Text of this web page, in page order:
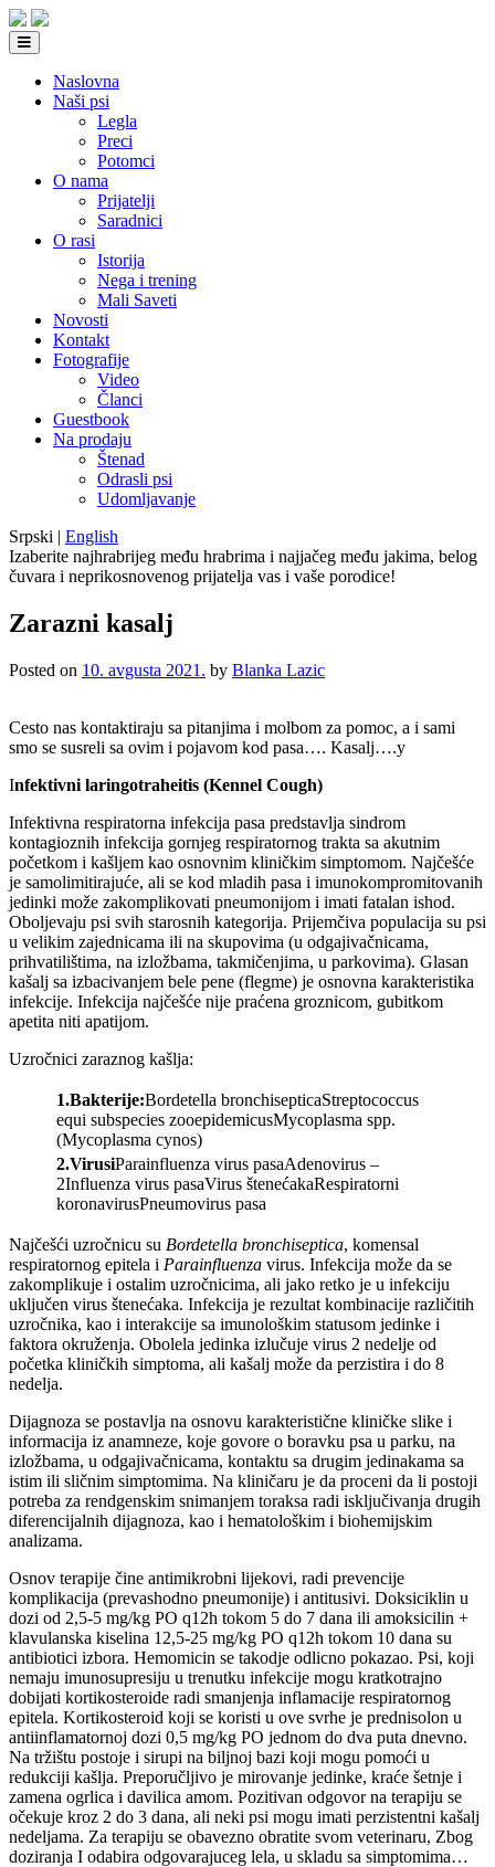
Naslovna
Naši psi
Legla
Preci
Potomci
O nama
Prijatelji
Saradnici
O rasi
Istorija
Nega i trening
Mali Saveti
Novosti
Kontakt
Fotografije
Video
Članci
Guestbook
Na prodaju
Štenad
Odrasli psi
Udomljavanje
Srpski | English
Izaberite najhrabrijeg među hrabrima i najjačeg među jakima, belog
čuvara i neprikosnovenog prijatelja vas i vaše porodice!
Zarazni kasalj
Posted on 10. avgusta 2021. by Blanka Lazic
Cesto nas kontaktiraju sa pitanjima i molbom za pomoc, a i sami
smo se susreli sa ovim i pojavom kod pasa…. Kasalj….y
Infektivni laringotraheitis (Kennel Cough)
Infektivna respiratorna infekcija pasa predstavlja sindrom
kontagioznih infekcija gornjeg respiratornog trakta sa akutnim
početkom i kašljem kao osnovnim kliničkim simptomom. Najčešće
je samolimitirajuće, ali se kod mladih pasa i imunokompromitovanih
jedinki može zakomplikovati pneumonijom i imati fatalan ishod.
Oboljevaju psi svih starosnih kategorija. Prijemčiva populacija su psi
u velikim zajednicama ili na skupovima (u odgajivačnicama,
prihvatilištima, na izložbama, takmičenjima, u parkovima). Glasan
kašalj sa izbacivanjem bele pene (flegme) je osnovna karakteristika
infekcije. Infekcija najčešće nije praćena groznicom, gubitkom
apetita niti apatijom.
Uzročnici zaraznog kašlja:
1.Bakterije:Bordetella bronchisepticaStreptococcus
equi subspecies zooepidemicusMycoplasma spp.
(Mycoplasma cynos)
2.VirusiParainfluenza virus pasaAdenovirus –
2Influenza virus pasaVirus štenećakaRespiratorni
koronavirusPneumovirus pasa
Najčešći uzročnicu su Bordetella bronchiseptica, komensal
respiratornog epitela i Parainfluenza virus. Infekcija može da se
zakomplikuje i ostalim uzročnicima, ali jako retko je u infekciju
uključen virus štenećaka. Infekcija je rezultat kombinacije različitih
uzročnika, kao i interakcije sa imunološkim statusom jedinke i
faktora okruženja. Obolela jedinka izlučuje virus 2 nedelje od
početka kliničkih simptoma, ali kašalj može da perzistira i do 8
nedelja.
Dijagnoza se postavlja na osnovu karakteristične kliničke slike i
informacija iz anamneze, koje govore o boravku psa u parku, na
izložbama, u odgajivačnicama, kontaktu sa drugim jedinakama sa
istim ili sličnim simptomima. Na kliničaru je da proceni da li postoji
potreba za rendgenskim snimanjem toraksa radi isključivanja drugih
diferencijalnih dijagnoza, kao i hematološkim i biohemijskim
analizama.
Osnov terapije čine antimikrobni lijekovi, radi prevencije
komplikacija (prevashodno pneumonije) i antitusivi. Doksiciklin u
dozi od 2,5-5 mg/kg PO q12h tokom 5 do 7 dana ili amoksicilin +
klavulanska kiselina 12,5-25 mg/kg PO q12h tokom 10 dana su
antibiotici izbora. Hemomicin se takodje odlicno pokazao. Psi, koji
nemaju imunosupresiju u trenutku infekcije mogu kratkotrajno
dobijati kortikosteroide radi smanjenja inflamacije respiratornog
epitela. Kortikosteroid koji se koristi u ove svrhe je prednisolon u
antiinflamatornoj dozi 0,5 mg/kg PO jednom do dva puta dnevno.
Na tržištu postoje i sirupi na biljnoj bazi koji mogu pomoći u
redukciji kašlja. Preporučljivo je mirovanje jedinke, kraće šetnje i
zamena ogrlica i davilica amom. Pozitivan odgovor na terapiju se
očekuje kroz 2 do 3 dana, ali neki psi mogu imati perzistentni kašalj
nedeljama. Za terapiju se obavezno obratite svom veterinaru, Zbog
doziranja I odabira odgovarajuceg lela, u skladu sa simptomima…